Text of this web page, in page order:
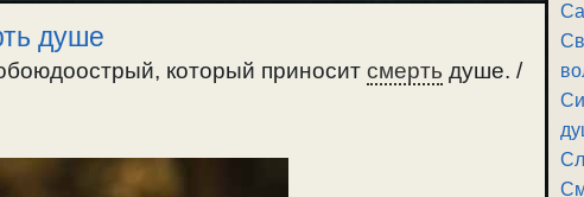
душе
который приносит смерть душе. /